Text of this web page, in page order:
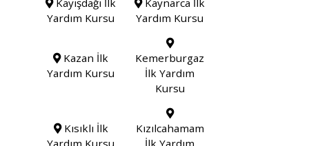
Yardım Kursu
Yardım Kursu
Kazan İlk
Yardım Kursu
Kemerburgaz
İlk Yardım
Kursu
Kısıklı İlk
Kızılcahamam